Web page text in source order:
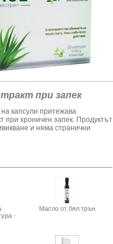
при запек
на капсули притежава
при хроничен запек. Продуктът
и няма странични
-
Масло от бял трън